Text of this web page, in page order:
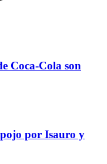
Coca-Cola son
por Isauro y